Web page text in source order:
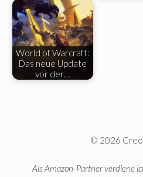
World of Warcraft:
Das neue Update
vor der…
© 2026 Creo
Als Amazon-Partner verdiene